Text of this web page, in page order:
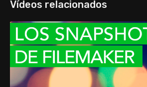
Vídeos relacionados